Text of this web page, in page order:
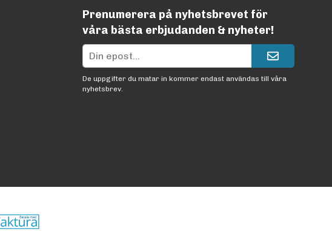
Prenumerera på nyhetsbrevet för
våra bästa erbjudanden & nyheter!
De uppgifter du matar in kommer endast användas till våra
nyhetsbrev.